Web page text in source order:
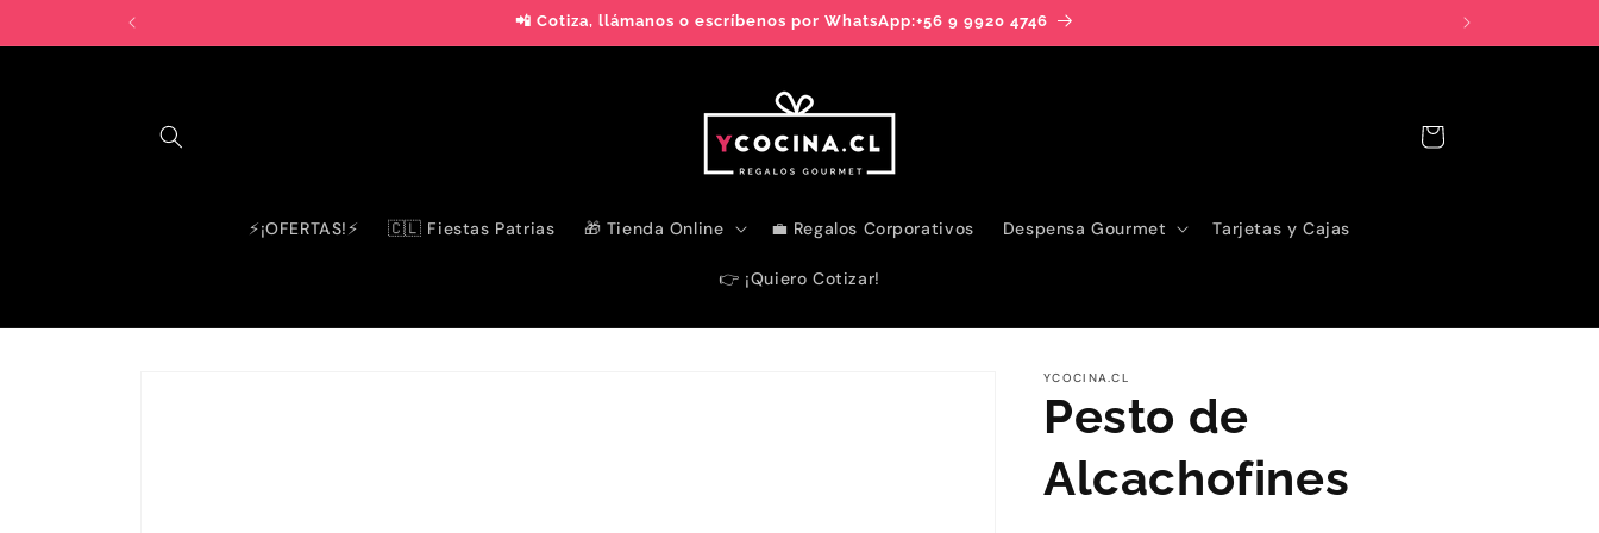
directamente
al contenido
📲 Cotiza, llámanos o escríbenos por WhatsApp:+56 9 9920 4746
⚡¡OFERTAS!⚡ 🇨🇱 Fiestas Patrias 🎁 Tienda Online 💼 Regalos Corporativos Despensa Gourmet Tarjetas y Cajas
👉 ¡Quiero Cotizar!
Carrito
YCOCINA.CL
Pesto de
Alcachofines